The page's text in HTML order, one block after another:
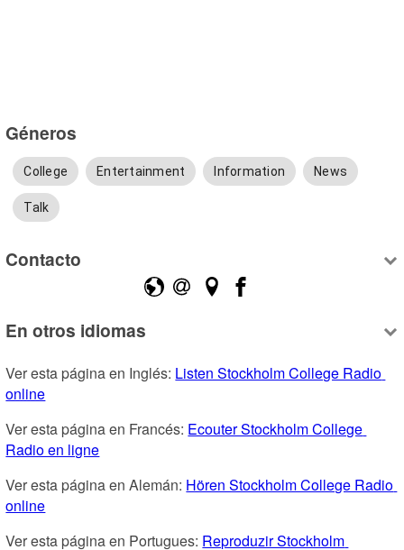
Géneros
College Entertainment Information News
Talk
Contacto
En otros idiomas
Ver esta página en Inglés: Listen Stockholm College Radio
online
Ver esta página en Francés: Ecouter Stockholm College
Radio en ligne
Ver esta página en Alemán: Hören Stockholm College Radio
online
Ver esta página en Portugues: Reproduzir Stockholm